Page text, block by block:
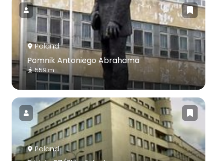
Poland
Pomnik Antoniego Abrahama
559 m
Poland